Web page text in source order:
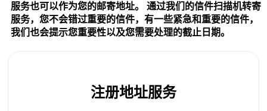
服务也可以作为您的邮寄地址。 通过我们的信件扫描机转寄
服务，您不会错过重要的信件，有一些紧急和重要的信件，
我们也会提示您重要性以及您需要处理的截止日期。
注册地址服务